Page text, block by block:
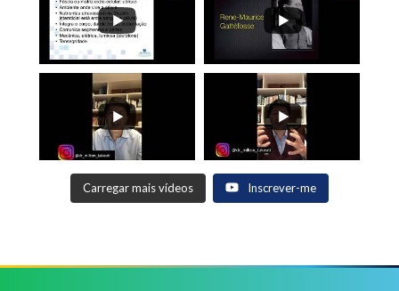
Carregar mais vídeos Inscrever-me